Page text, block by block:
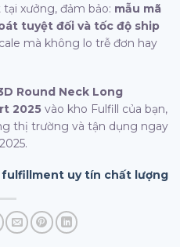
xưởng, đảm bảo: mẫu mã
tuyệt đối và tốc độ ship
mà không lo trễ đơn hay
Round Neck Long
2025 vào kho Fulfill của bạn,
thị trường và tận dụng ngay
fulfillment uy tín chất lượng